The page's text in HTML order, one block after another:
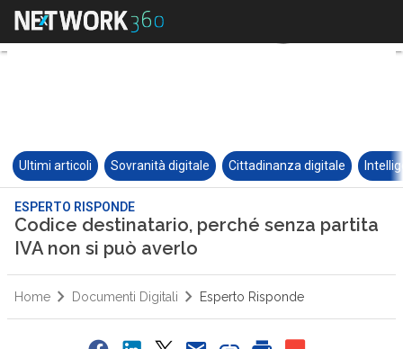
Ultimi articoli Sovranità digitale Cittadinanza digitale
ESPERTO RISPONDE
Codice destinatario, perché senza partita
IVA non si può averlo
Home Documenti Digitali Esperto Risponde